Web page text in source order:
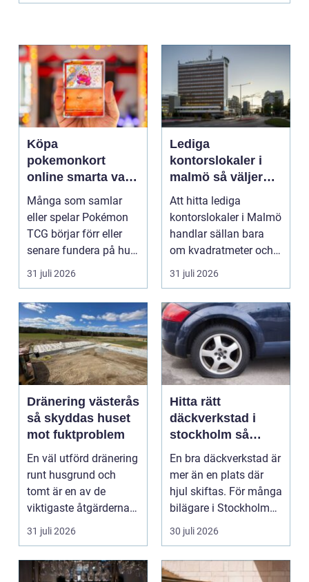
Köpa
pokemonkort
online smarta val
för samlare och
spelare
Många som samlar
eller spelar Pokémon
TCG börjar förr eller
senare fundera på hur
de kan köpa kort p...
31 juli 2026
Lediga
kontorslokaler i
malmö så väljer
företag rätt läge
och lokal
Att hitta lediga
kontorslokaler i Malmö
handlar sällan bara
om kvadratmeter och
hyra. För många före...
31 juli 2026
Dränering västerås
så skyddas huset
mot fuktproblem
En väl utförd dränering
runt husgrund och
tomt är en av de
viktigaste åtgärderna
för att undvika fuk...
31 juli 2026
Hitta rätt
däckverkstad i
stockholm så
väljer du tryggt
och smart
En bra däckverkstad är
mer än en plats där
hjul skiftas. För många
bilägare i Stockholm
handlar vale...
30 juli 2026